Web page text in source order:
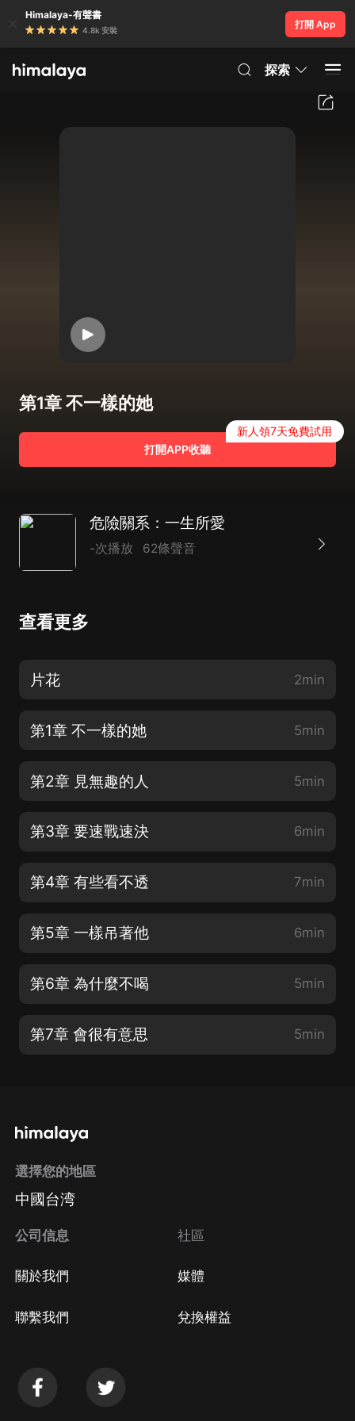
Himalaya-有聲書
4.8k 安裝
打開 App
探索
第1章 不一樣的她
打開APP收聽
新人領7天免費試用
危險關系：一生所愛
-次播放 62條聲音
查看更多
片花 2min
第1章 不一樣的她 5min
第2章 見無趣的人 5min
第3章 要速戰速決 6min
第4章 有些看不透 7min
第5章 一樣吊著他 6min
第6章 為什麼不喝 5min
第7章 會很有意思 5min
選擇您的地區
中國台湾
公司信息
關於我們
聯繫我們
社區
媒體
兌換權益